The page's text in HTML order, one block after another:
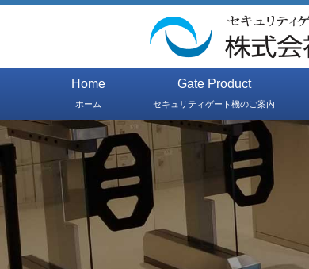
Home
ホーム
Gate Product
セキュリティゲート機のご案内